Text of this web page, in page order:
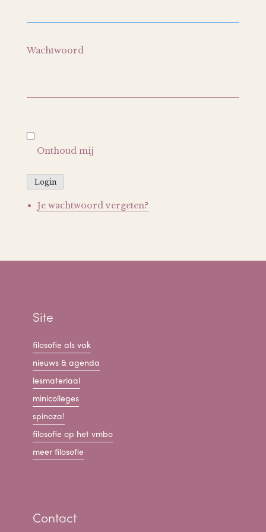
Wachtwoord
Onthoud mij
Login
Je wachtwoord vergeten?
Site
filosofie als vak
nieuws & agenda
lesmateriaal
minicolleges
spinoza!
filosofie op het vmbo
meer filosofie
Contact